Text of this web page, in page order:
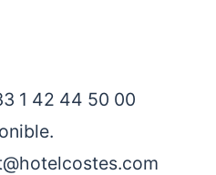
1 42 44 50 00